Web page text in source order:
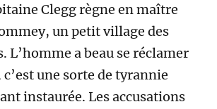
Clegg règne en maître
un petit village des
L’homme a beau se réclamer
une sorte de tyrannie
instaurée. Les accusations